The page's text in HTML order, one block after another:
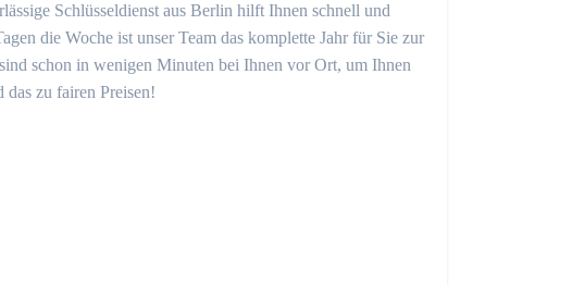
Schlüsseldienst aus Berlin hilft Ihnen schnell und
die Woche ist unser Team das komplette Jahr für Sie zur
schon in wenigen Minuten bei Ihnen vor Ort, um Ihnen
zu fairen Preisen!